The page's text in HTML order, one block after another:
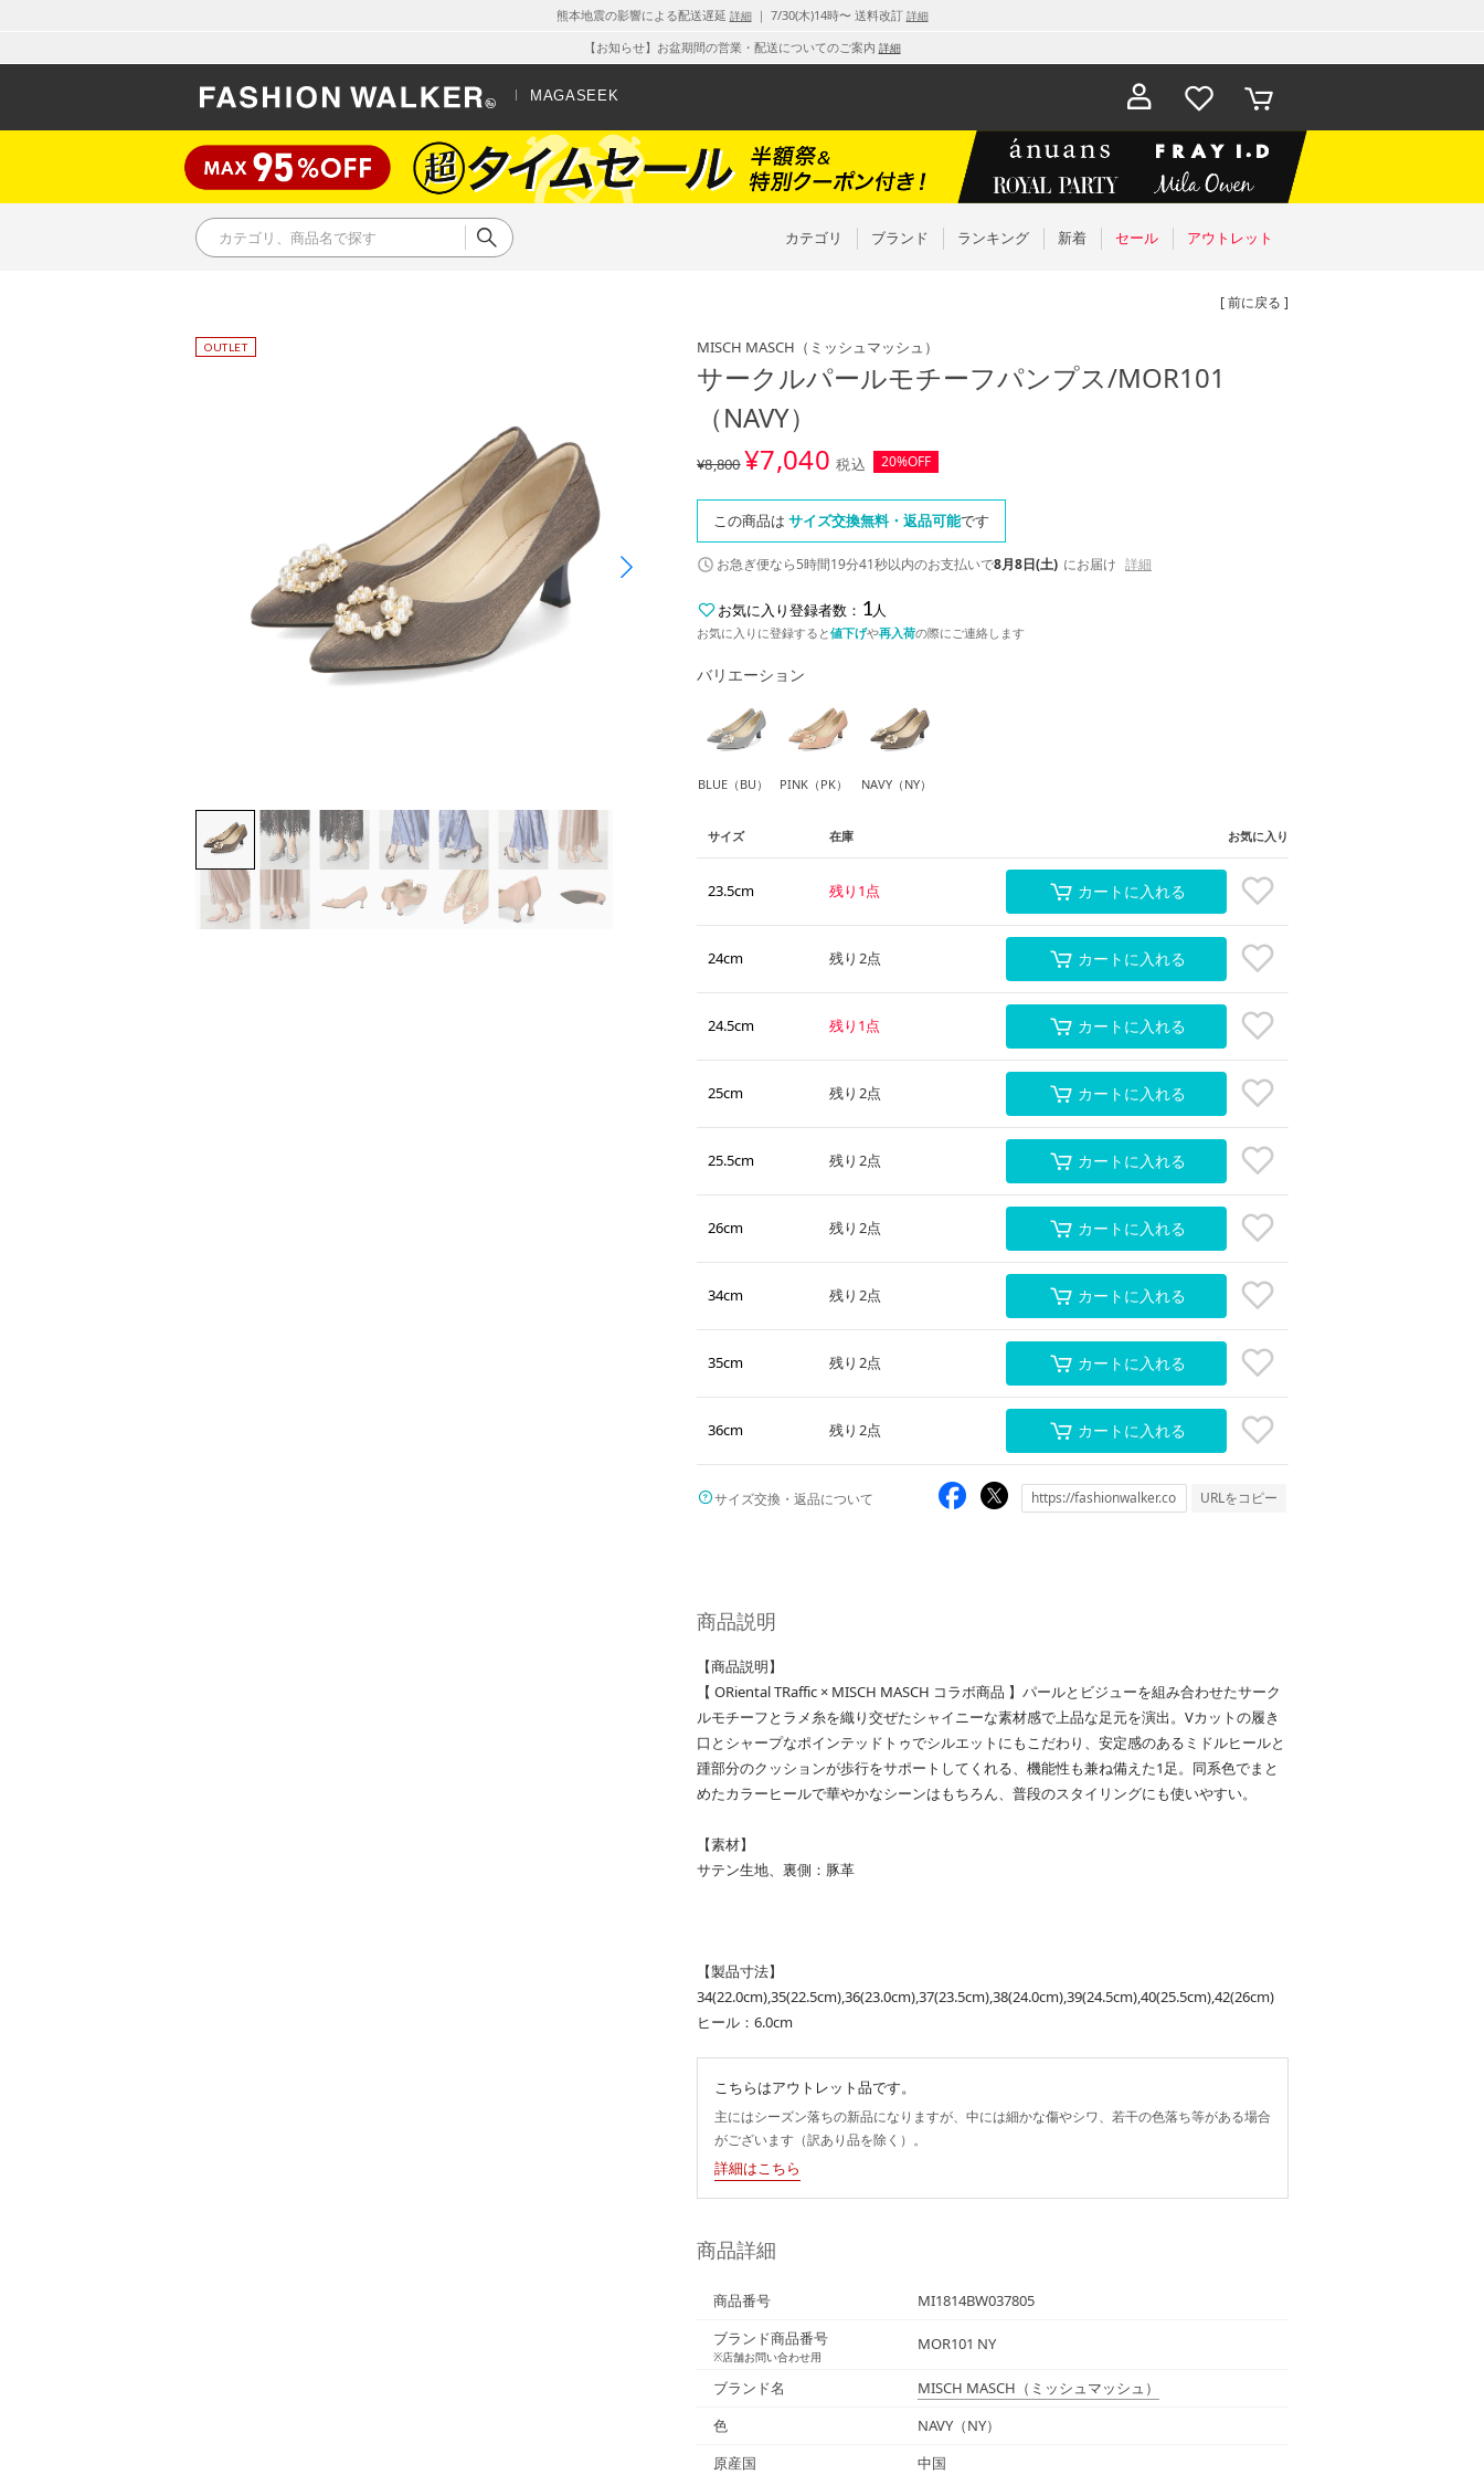
熊本地震の影響による配送遅延 詳細｜ 7/30(木)14時〜 送料改訂 詳細
【お知らせ】お盆期間の営業・配送についてのご案内 詳細
MAGASEEK
お気に入
り
カート
カテゴリ ブランド ランキング 新着 セール アウトレット
[ 前に戻る ]
MISCH MASCH （ミッシュマッシュ）
サークルパールモチーフパンプス/MOR101
（NAVY）
¥8,800¥7,040 税込 20%OFF
この商品は サイズ交換無料・返品可能です
お急ぎ便なら5時間19分40秒以内のお支払いで8月8日(土) にお届け 詳細
お気に入り登録者数： 1 人
お気に入りに登録すると値下げや再入荷の際にご連絡します
バリエーション
BLUE（BU） PINK（PK） NAVY（NY）
サイズ 在庫 お気に入り
23.5cm 残り1点 カートに入れる
24cm 残り2点 カートに入れる
24.5cm 残り1点 カートに入れる
25cm 残り2点 カートに入れる
25.5cm 残り2点 カートに入れる
26cm 残り2点 カートに入れる
34cm 残り2点 カートに入れる
35cm 残り2点 カートに入れる
36cm 残り2点 カートに入れる
サイズ交換・返品について URLをコピー
商品説明
【商品説明】
【 ORiental TRaffic × MISCH MASCH コラボ商品 】パールとビジューを組み合わせたサーク
ルモチーフとラメ糸を織り交ぜたシャイニーな素材感で上品な足元を演出。Vカットの履き
口とシャープなポインテッドトゥでシルエットにもこだわり、安定感のあるミドルヒールと
踵部分のクッションが歩行をサポートしてくれる、機能性も兼ね備えた1足。同系色でまと
めたカラーヒールで華やかなシーンはもちろん、普段のスタイリングにも使いやすい。
【素材】
サテン生地、裏側：豚革
【製品寸法】
34(22.0cm),35(22.5cm),36(23.0cm),37(23.5cm),38(24.0cm),39(24.5cm),40(25.5cm),42(26cm)
ヒール：6.0cm
こちらはアウトレット品です。
主にはシーズン落ちの新品になりますが、中には細かな傷やシワ、若干の色落ち等がある場合
がございます（訳あり品を除く）。
詳細はこちら
商品詳細
商品番号
MI1814BW037805
ブランド商品番号
※店舗お問い合わせ用
MOR101 NY
ブランド名 MISCH MASCH （ミッシュマッシュ）
色
NAVY（NY）
原産国
中国